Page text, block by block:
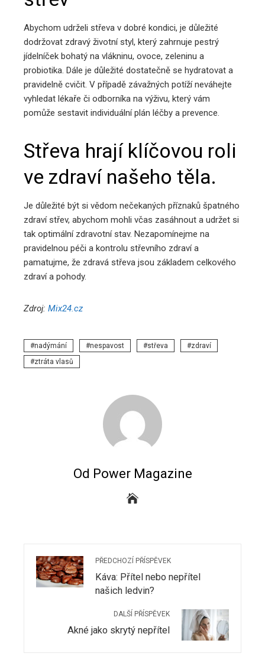
Abychom udrželi střeva v dobré kondici, je důležité
dodržovat zdravý životní styl, který zahrnuje pestrý
jídelníček bohatý na vlákninu, ovoce, zeleninu a
probiotika. Dále je důležité dostatečně se hydratovat a
pravidelně cvičit. V případě závažných potíží neváhejte
vyhledat lékaře či odborníka na výživu, který vám
pomůže sestavit individuální plán léčby a prevence.
Střeva hrají klíčovou roli
ve zdraví našeho těla.
Je důležité být si vědom nečekaných příznaků špatného
zdraví střev, abychom mohli včas zasáhnout a udržet si
tak optimální zdravotní stav. Nezapomínejme na
pravidelnou péči a kontrolu střevního zdraví a
pamatujme, že zdravá střeva jsou základem celkového
zdraví a pohody.
Zdroj: Mix24.cz
nadýmání nespavost střeva
zdraví
ztráta vlasů
Od Power Magazine
PŘEDCHOZÍ PŘÍSPĚVEK
Káva: Přítel nebo nepřítel
našich ledvin?
DALŠÍ PŘÍSPĚVEK
Akné jako skrytý nepřítel